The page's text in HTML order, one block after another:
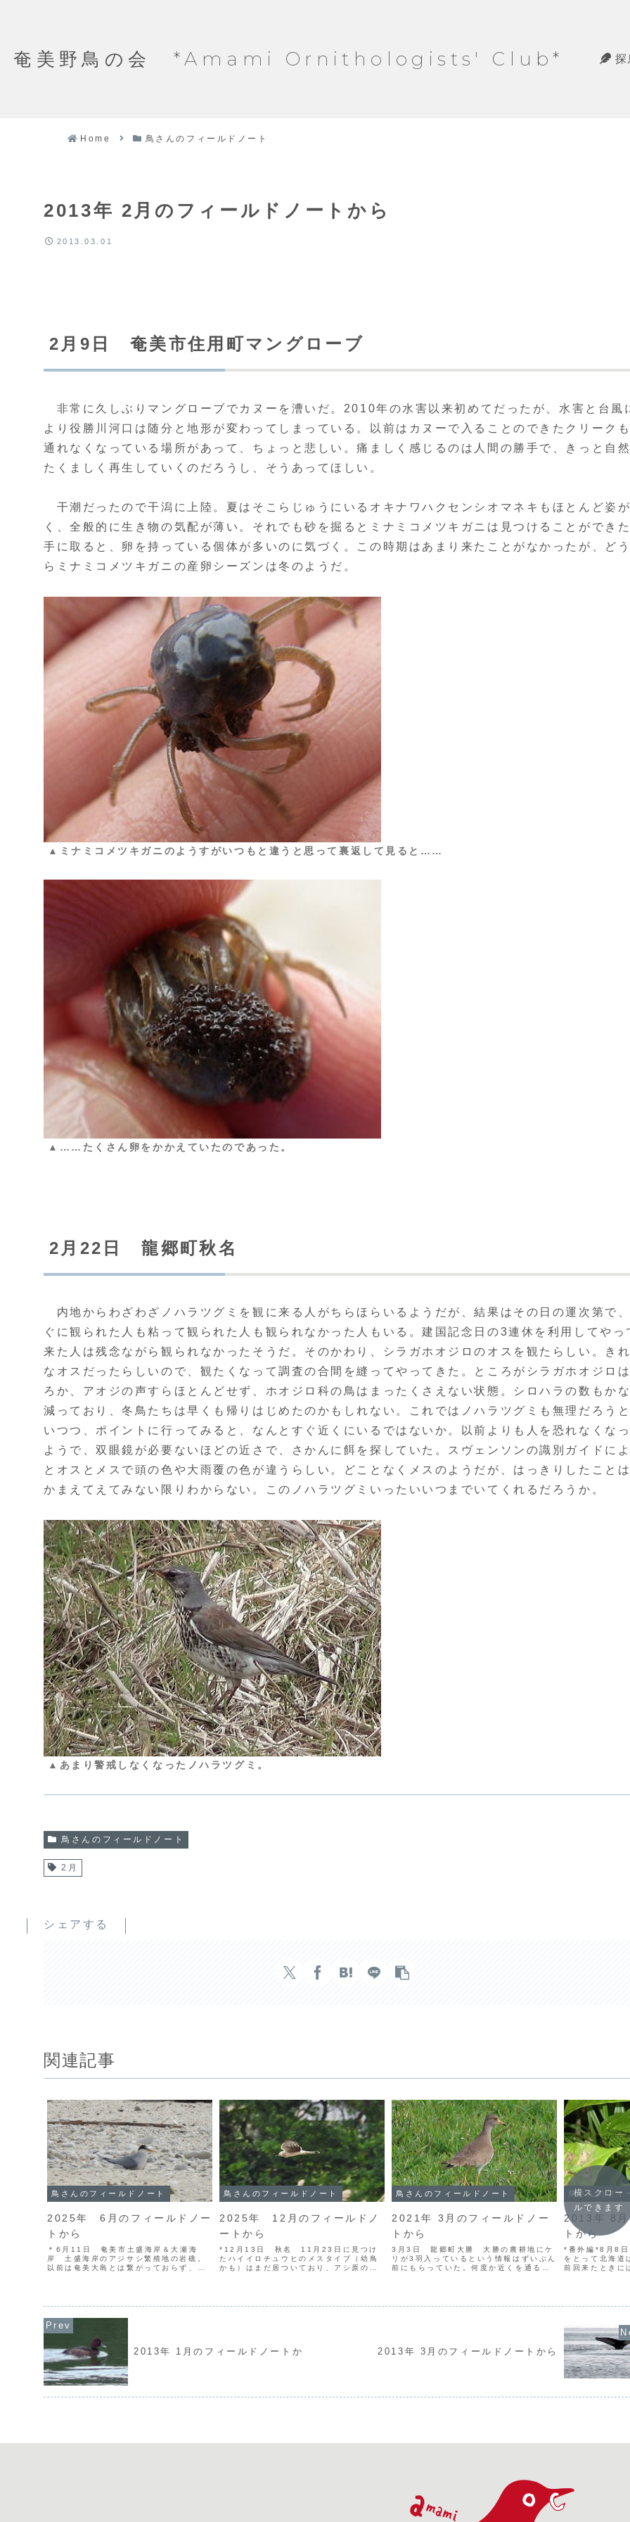
奄美野鳥の会 *Amami Ornithologists' Club*
Home 鳥さんのフィールドノート
2013年 2月のフィールドノートから
2013.03.01
2月9日 奄美市住用町マングローブ
非常に久しぶりマングローブでカヌーを漕いだ。2010年の水害以来初めてだったが、水害と台風
より役勝川河口は随分と地形が変わってしまっている。以前はカヌーで入ることのできたクリーク
通れなくなっている場所があって、ちょっと悲しい。痛ましく感じるのは人間の勝手で、きっと自
たくましく再生していくのだろうし、そうあってほしい。
干潮だったので干潟に上陸。夏はそこらじゅうにいるオキナワハクセンシオマネキもほとんど姿
く、全般的に生き物の気配が薄い。それでも砂を掘るとミナミコメツキガニは見つけることができ
手に取ると、卵を持っている個体が多いのに気づく。この時期はあまり来たことがなかったが、ど
らミナミコメツキガニの産卵シーズンは冬のようだ。
▲ミナミコメツキガニのようすがいつもと違うと思って裏返して見ると……
▲……たくさん卵をかかえていたのであった。
2月22日 龍郷町秋名
内地からわざわざノハラツグミを観に来る人がちらほらいるようだが、結果はその日の運次第で
ぐに観られた人も粘って観られた人も観られなかった人もいる。建国記念日の3連休を利用してやっ
来た人は残念ながら観られなかったそうだ。そのかわり、シラガホオジロのオスを観たらしい。き
なオスだったらしいので、観たくなって調査の合間を縫ってやってきた。ところがシラガホオジロ
ろか、アオジの声すらほとんどせず、ホオジロ科の鳥はまったくさえない状態。シロハラの数もか
減っており、冬鳥たちは早くも帰りはじめたのかもしれない。これではノハラツグミも無理だろう
いつつ、ポイントに行ってみると、なんとすぐ近くにいるではないか。以前よりも人を恐れなくな
ようで、双眼鏡が必要ないほどの近さで、さかんに餌を探していた。スヴェンソンの識別ガイドに
とオスとメスで頭の色や大雨覆の色が違うらしい。どことなくメスのようだが、はっきりしたこと
かまえてえてみない限りわからない。このノハラツグミいったいいつまでいてくれるだろうか。
▲あまり警戒しなくなったノハラツグミ。
鳥さんのフィールドノート
2月
シェアする
関連記事
鳥さんのフィールドノート
2025年 6月のフィールドノー
トから
＊6月11日 奄美市土盛海岸＆大瀬海
岸 土盛海岸のアジサシ繁殖地の岩礁。
以前は奄美大島とは繋がっておらず、間
鳥さんのフィールドノート
2025年 12月のフィールドノ
ートから
*12月13日 秋名 11月23日に見つけ
たハイイロチュウヒのメスタイプ（幼鳥
かも）はまだ居ついており、アシ原の上
鳥さんのフィールドノート
2021年 3月のフィールドノー
トから
3月3日 龍郷町大勝 大勝の農耕地にケ
リが3羽入っているという情報はずいぶん
前にもらっていた。何度か近くを通るた
鳥さんのフ
2013年 8月
トから
*番外編*8月8
をとって北海道
前回来たときに
横スクロー
ルできます
2013年 1月のフィールドノートか 2013年 3月のフィールドノートから